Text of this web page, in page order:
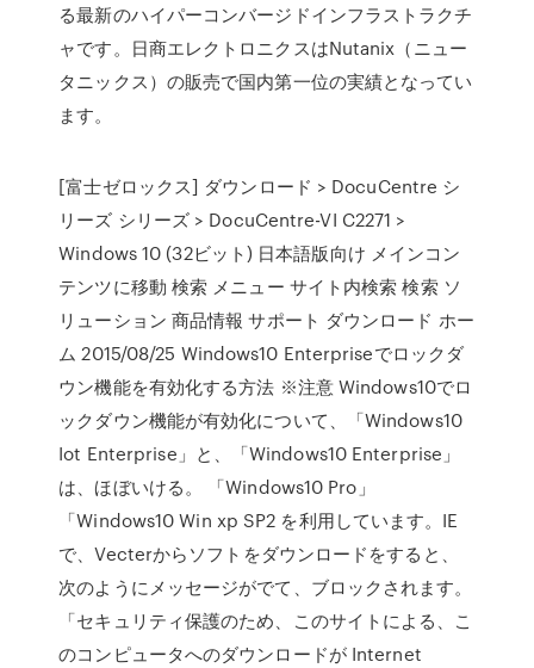
る最新のハイパーコンバージドインフラストラクチ
ャです。日商エレクトロニクスはNutanix（ニュー
タニックス）の販売で国内第一位の実績となってい
ます。
[富士ゼロックス] ダウンロード > DocuCentre シ
リーズ シリーズ > DocuCentre-VI C2271 >
Windows 10 (32ビット) 日本語版向け メインコン
テンツに移動 検索 メニュー サイト内検索 検索 ソ
リューション 商品情報 サポート ダウンロード ホー
ム 2015/08/25 Windows10 Enterpriseでロックダ
ウン機能を有効化する方法 ※注意 Windows10でロ
ックダウン機能が有効化について、「Windows10
Iot Enterprise」と、「Windows10 Enterprise」
は、ほぼいける。 「Windows10 Pro」
「Windows10 Win xp SP2 を利用しています。IE
で、Vecterからソフトをダウンロードをすると、
次のようにメッセージがでて、ブロックされます。
「セキュリティ保護のため、このサイトによる、こ
のコンピュータへのダウンロードが Internet